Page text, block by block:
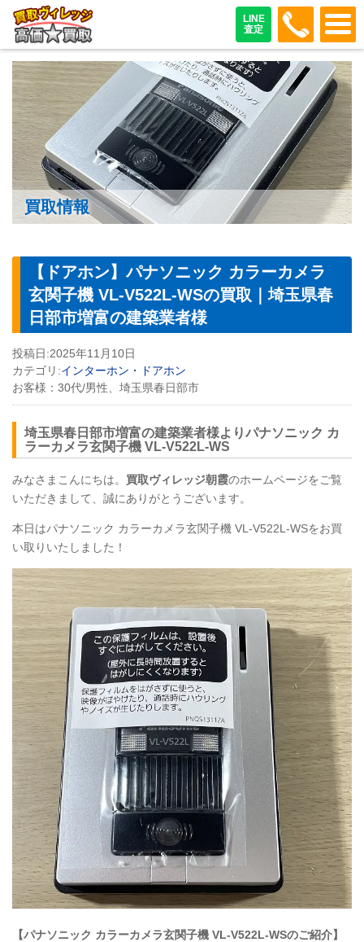
LINE
査定
048-
買取情報
【ドアホン】パナソニック カラーカメラ
玄関子機 VL-V522L-WSの買取｜埼玉県春
日部市増富の建築業者様
投稿日:2025年11月10日
カテゴリ:インターホン・ドアホン
お客様： 30代/男性、埼玉県春日部市
埼玉県春日部市増富の建築業者様よりパナソニック カ
ラーカメラ玄関子機 VL-V522L-WS
みなさまこんにちは。 買取ヴィレッジ朝霞のホームページをご覧
いただきまして、誠にありがとうございます。
本日はパナソニック カラーカメラ玄関子機 VL-V522L-WSをお買
い取りいたしました！
【パナソニック カラーカメラ玄関子機 VL-V522L-WSのご紹介】